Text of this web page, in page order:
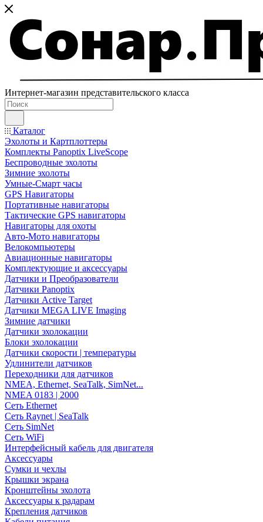
Интернет-магазин представительского класса
Каталог
Эхолоты и Картплоттеры
Комплекты Panoptix LiveScope
Беспроводные эхолоты
Зимние эхолоты
Умные-Смарт часы
GPS Навигаторы
Портативные навигаторы
Тактические GPS навигаторы
Навигаторы для охоты
Авто-Мото навигаторы
Велокомпьютеры
Авиационные навигаторы
Комплектующие и аксессуары
Датчики и Преобразователи
Датчики Panoptix
Датчики Active Target
Датчики MEGA LIVE Imaging
Зимние датчики
Датчики эхолокации
Блоки эхолокации
Датчики скорости | температуры
Удлинители датчиков
Переходники для датчиков
NMEA, Ethernet, SeaTalk, SimNet...
NMEA 0183 | 2000
Сеть Ethernet
Сеть Raynet | SeaTalk
Сеть SimNet
Сеть WiFi
Интерфейсный кабель для двигателя
Аксессуары
Сумки и чехлы
Крышки экрана
Кронштейны эхолота
Аксессуары к радарам
Крепления датчиков